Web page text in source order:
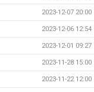
2023-12-07 20:00
2023-12-06 12:54
2023-12-01 09:27
2023-11-28 15:00
2023-11-22 12:00